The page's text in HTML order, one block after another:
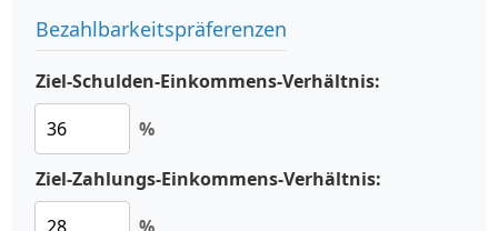
Bezahlbarkeitspräferenzen
Ziel-Schulden-Einkommens-Verhältnis:
%
Ziel-Zahlungs-Einkommens-Verhältnis: